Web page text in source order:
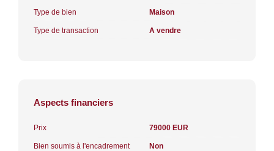
Type de bien Maison
Type de transaction A vendre
Aspects financiers
Prix 79000 EUR
Bien soumis à l'encadrement
Non